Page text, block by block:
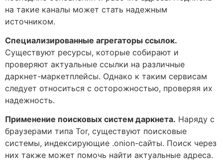
на такие каналы может стать надежным
источником.
Специализированные агрегаторы ссылок.
Существуют ресурсы, которые собирают и
проверяют актуальные ссылки на различные
даркнет-маркетплейсы. Однако к таким сервисам
следует относиться с осторожностью, проверяя их
надежность.
Применение поисковых систем даркнета. Наряду с
браузерами типа Tor, существуют поисковые
системы, индексирующие .onion-сайты. Поиск через
них также может помочь найти актуальные адреса.